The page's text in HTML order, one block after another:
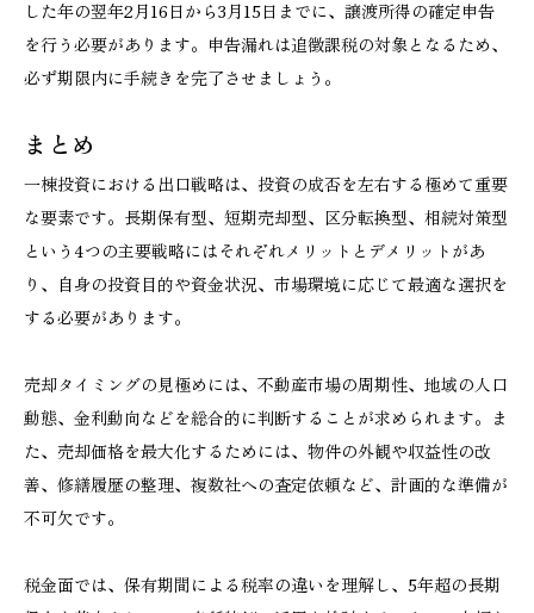
した年の翌年2月16日から3月15日までに、譲渡所得の確定申告
を行う必要があります。申告漏れは追徴課税の対象となるため、
必ず期限内に手続きを完了させましょう。
まとめ
一棟投資における出口戦略は、投資の成否を左右する極めて重要
な要素です。長期保有型、短期売却型、区分転換型、相続対策型
という4つの主要戦略にはそれぞれメリットとデメリットがあ
り、自身の投資目的や資金状況、市場環境に応じて最適な選択を
する必要があります。
売却タイミングの見極めには、不動産市場の周期性、地域の人口
動態、金利動向などを総合的に判断することが求められます。ま
た、売却価格を最大化するためには、物件の外観や収益性の改
善、修繕履歴の整理、複数社への査定依頼など、計画的な準備が
不可欠です。
税金面では、保有期間による税率の違いを理解し、5年超の長期